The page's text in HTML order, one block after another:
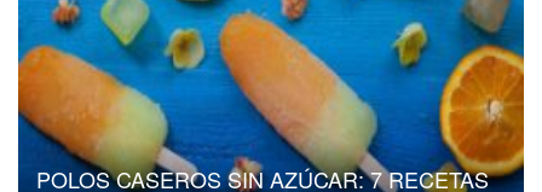
POLOS CASEROS SIN AZÚCAR: 7 RECETAS